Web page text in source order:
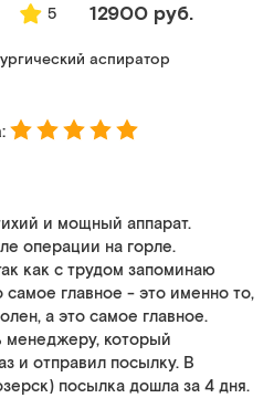
5 12900 руб.
аспиратор
и мощный аппарат.
операции на горле.
как с трудом запоминаю
главное - это именно то,
а это самое главное.
менеджеру, который
и отправил посылку. В
посылка дошла за 4 дня.